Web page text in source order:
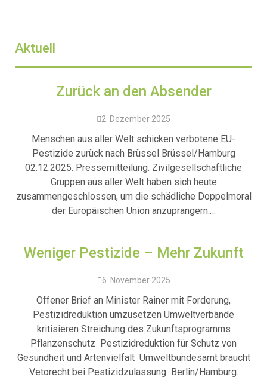
Aktuell
Zurück an den Absender
2. Dezember 2025
Menschen aus aller Welt schicken verbotene EU-
Pestizide zurück nach Brüssel Brüssel/Hamburg
02.12.2025. Pressemitteilung. Zivilgesellschaftliche
Gruppen aus aller Welt haben sich heute
zusammengeschlossen, um die schädliche Doppelmoral
der Europäischen Union anzuprangern.…
Weniger Pestizide – Mehr Zukunft
6. November 2025
Offener Brief an Minister Rainer mit Forderung,
Pestizidreduktion umzusetzen Umweltverbände
kritisieren Streichung des Zukunftsprogramms
Pflanzenschutz Pestizidreduktion für Schutz von
Gesundheit und Artenvielfalt Umweltbundesamt braucht
Vetorecht bei Pestizidzulassung Berlin/Hamburg.